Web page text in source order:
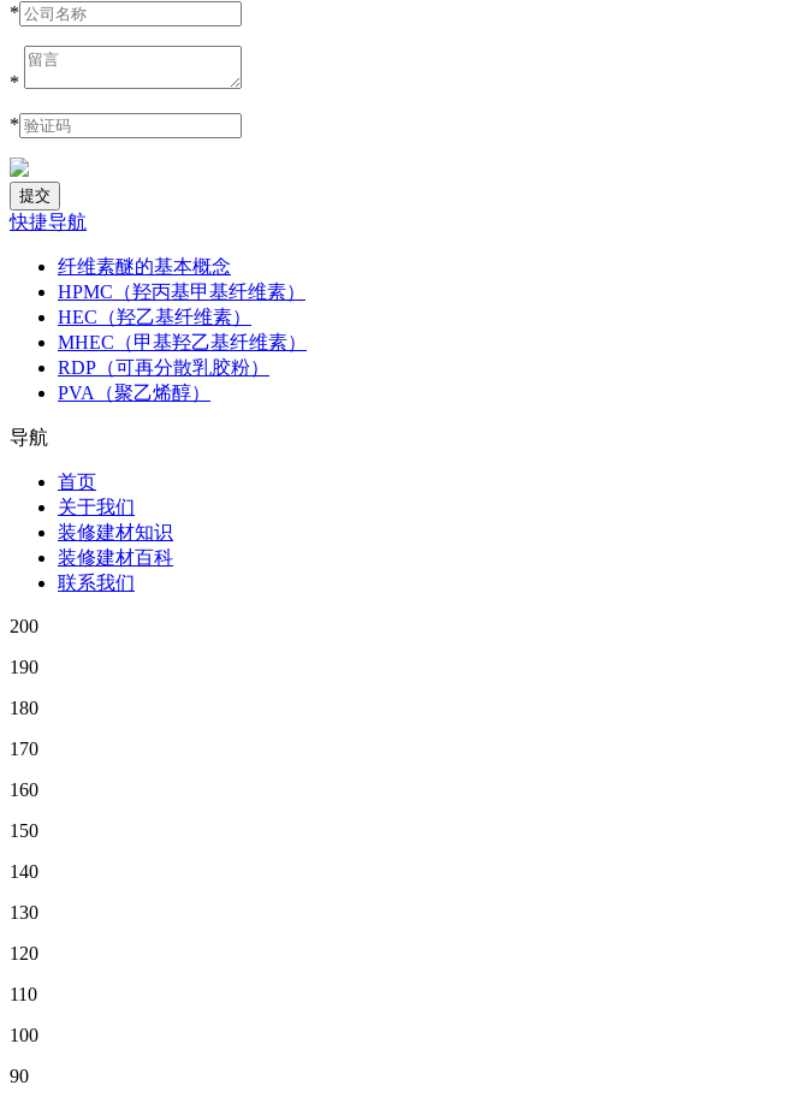
*
*
*
快捷导航
纤维素醚的基本概念
HPMC（羟丙基甲基纤维素）
HEC（羟乙基纤维素）
MHEC（甲基羟乙基纤维素）
RDP（可再分散乳胶粉）
PVA（聚乙烯醇）
导航
首页
关于我们
装修建材知识
装修建材百科
联系我们
200
190
180
170
160
150
140
130
120
110
100
90